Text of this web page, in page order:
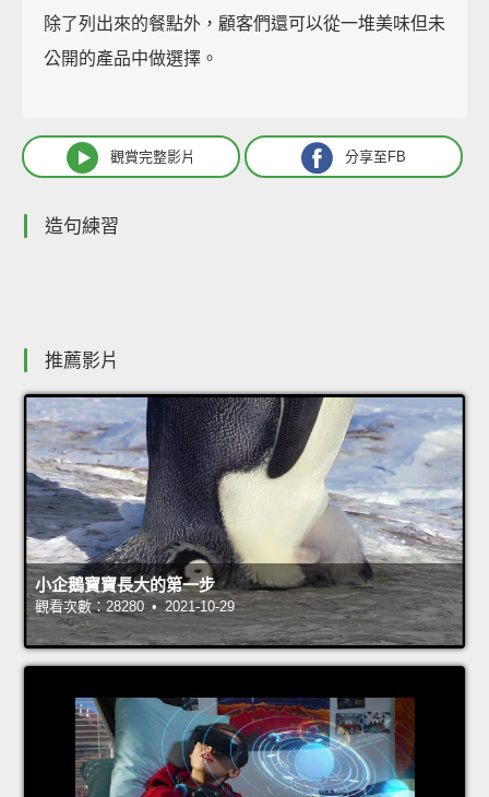
除了列出來的餐點外，顧客們還可以從一堆美味但未
公開的產品中做選擇。
觀賞完整影片 分享至FB
造句練習
推薦影片
小企鵝寶寶長大的第一步
觀看次數：28280 • 2021-10-29